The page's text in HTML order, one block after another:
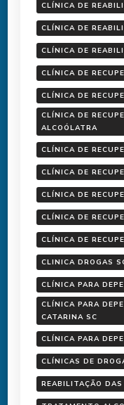
CLÍNICA DE
CLÍNICA DE
CLÍNICA DE
CLÍNICA DE
CLÍNICA DE
CLÍNICA DE
ALCOÓLATRA
CLÍNICA DE
CLÍNICA DE
CLÍNICA DE
CLÍNICA DE
CLÍNICA DE
CLINICA DROGAS
CLÍNICA PARA
CLÍNICA PARA
CATARINA SC
CLÍNICA PARA
CLÍNICAS DE
REABILITAÇÃO DAS